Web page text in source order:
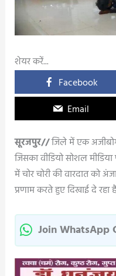
शेयर करें...
Facebook
Email
सूरजपुर//जिले में एक
जिसका वीडियो सोशल
में चोर चोरी की वारदात को
प्रणाम करते हुए दिखाई दे रहा
Join WhatsApp